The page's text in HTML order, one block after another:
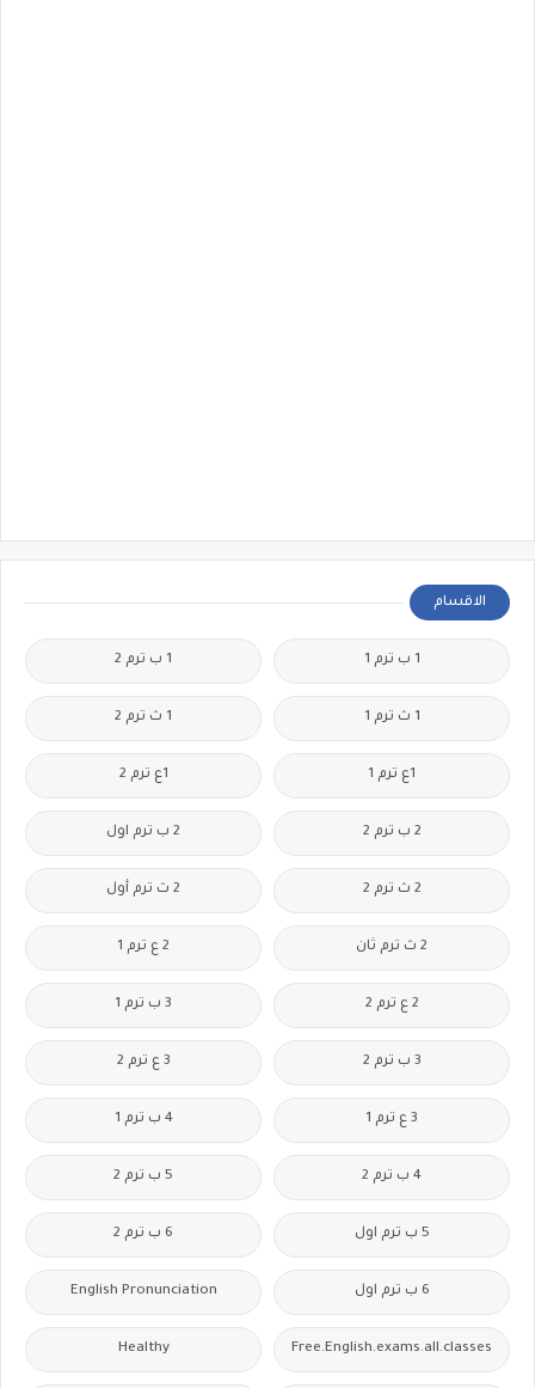
الاقسام
1 ب ترم 1 1 ب ترم 2
1 ث ترم 1 1 ث ترم 2
1ع ترم 1 1ع ترم 2
2 ب ترم 2 2 ب ترم اول
2 ث ترم 2 2 ث ترم أول
2 ث ترم ثان 2 ع ترم 1
2 ع ترم 2 3 ب ترم 1
3 ب ترم 2 3 ع ترم 2
3 ع ترم 1 4 ب ترم 1
4 ب ترم 2 5 ب ترم 2
5 ب ترم اول 6 ب ترم 2
6 ب ترم اول English Pronunciation
Free.English.exams.all.classes
Healthy